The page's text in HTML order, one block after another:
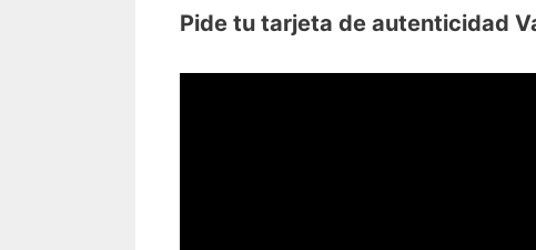
Pide tu tarjeta de autenticidad